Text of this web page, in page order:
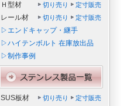
Ｈ型材
切り売り 定寸販売
レール材 切り売り 定寸販売
▷エンドキャップ・継手
▷ハイテンボルト 在庫放出品
▷制作事例
SUS板材 切り売り 定寸販売